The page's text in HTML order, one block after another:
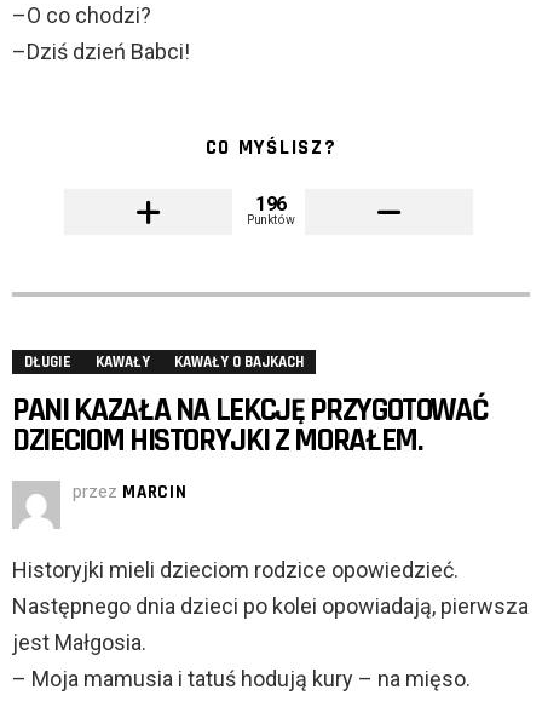
–O co chodzi?
–Dziś dzień Babci!
CO MYŚLISZ?
196
Punktów
DŁUGIE KAWAŁY KAWAŁY O BAJKACH
PANI KAZAŁA NA LEKCJĘ PRZYGOTOWAĆ
DZIECIOM HISTORYJKI Z MORAŁEM.
przez MARCIN
Historyjki mieli dzieciom rodzice opowiedzieć.
Następnego dnia dzieci po kolei opowiadają, pierwsza
jest Małgosia.
– Moja mamusia i tatuś hodują kury – na mięso.